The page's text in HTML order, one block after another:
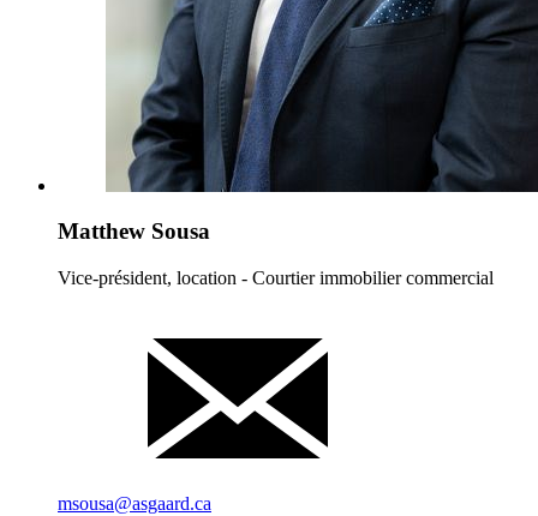
Matthew Sousa
Vice-président, location - Courtier immobilier commercial
msousa@asgaard.ca